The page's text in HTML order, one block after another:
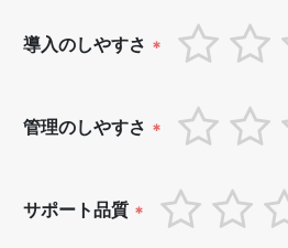
導入のしやすさ *
管理のしやすさ *
サポート品質 *